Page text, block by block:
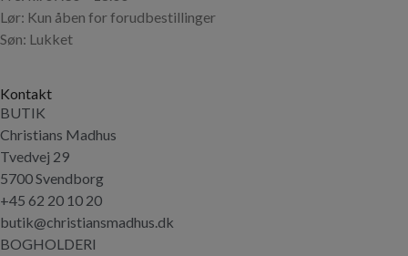
Lør: Kun åben for forudbestillinger
Søn: Lukket
Kontakt
BUTIK
Christians Madhus
Tvedvej 29
5700 Svendborg
+45 62 20 10 20
butik@christiansmadhus.dk
BOGHOLDERI